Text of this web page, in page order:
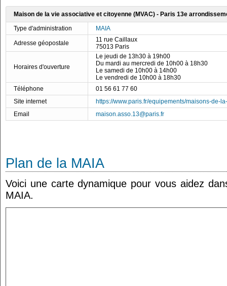
Maison de la vie associative et citoyenne (MVAC) - Paris 13e
Type d'administration
MAIA
Adresse géopostale
11 rue Caillaux
75013 Paris
Horaires d'ouverture
Le jeudi de 13h30 à 19h00
Du mardi au mercredi de 10h00 à 18h30
Le samedi de 10h00 à 14h00
Le vendredi de 10h00 à 18h30
Téléphone
01 56 61 77 60
Site internet
https://www.paris.fr/equipements/maisons-de-
Email
maison.asso.13@paris.fr
Plan de la MAIA
Voici une carte dynamique pour vous aidez
MAIA.